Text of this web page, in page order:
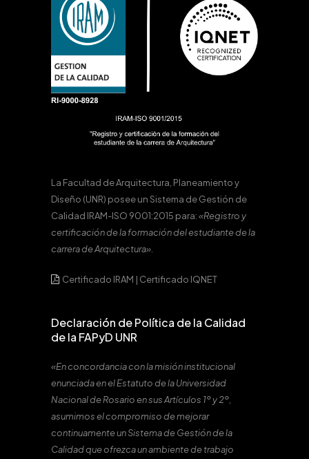
La Facultad de Arquitectura, Planeamiento y
Diseño (UNR) posee un Sistema de Gestión de
Calidad IRAM-ISO 9001:2015 para:«Registro y
certificación de la formación del estudiante de la
carrera de Arquitectura».
Certificado IRAM | Certificado IQNET
Declaración de Política de la Calidad
de la FAPyD UNR
«En concordancia con la misión institucional
enunciada en el Estatuto de la Universidad
Nacional de Rosario en sus Artículos 1º y 2º,
asumimos el compromiso de mejorar
continuamente un Sistema de Gestión de la
Calidad que ofrezca un ambiente de trabajo